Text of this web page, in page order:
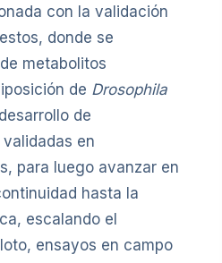
con la validación
donde se
metabolitos
de Drosophila
de
en
para luego avanzar en
hasta la
escalando el
ensayos en campo